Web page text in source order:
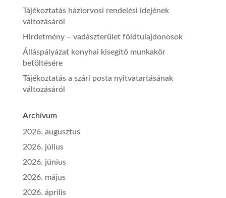
Tájékoztatás háziorvosi rendelési idejének
változásáról
Hirdetmény – vadászterület földtulajdonosok
Álláspályázat konyhai kisegítő munkakör
betöltésére
Tájékoztatás a szári posta nyitvatartásának
változásáról
Archívum
2026. augusztus
2026. július
2026. június
2026. május
2026. április